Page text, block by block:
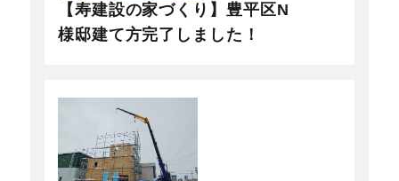
【寿建設の家づくり】豊平区N
様邸建て方完了しました！